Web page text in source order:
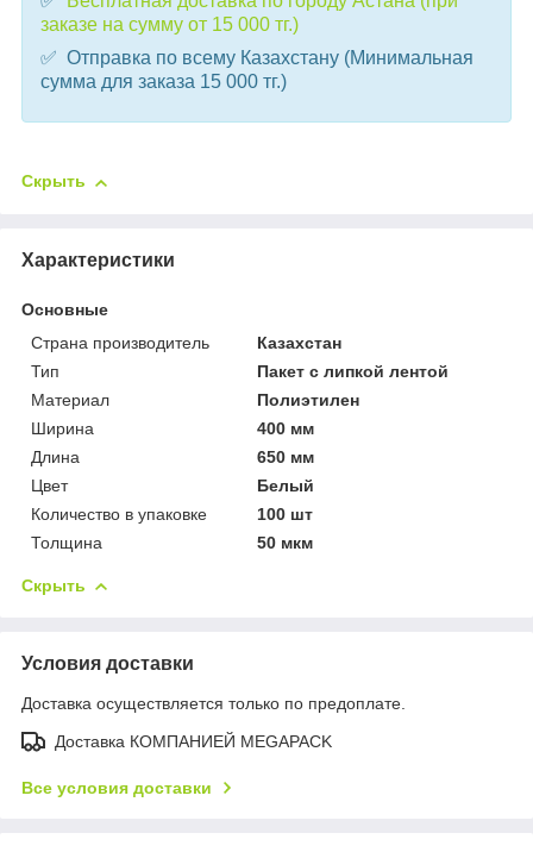
заказе на сумму от 15 000 тг.)
✅ Отправка по всему Казахстану (Минимальная
сумма для заказа 15 000 тг.)
Скрыть
Характеристики
Основные
Страна производитель
Казахстан
Тип
Пакет с липкой лентой
Материал
Полиэтилен
Ширина
400 мм
Длина
650 мм
Цвет
Белый
Количество в упаковке
100 шт
Толщина
50 мкм
Скрыть
Условия доставки
Доставка осуществляется только по предоплате.
Доставка КОМПАНИЕЙ MEGAPACK
Все условия доставки